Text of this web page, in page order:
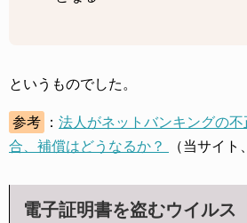
というものでした。
参考 ： 法人がネットバンキングの
合、補償はどうなるか？
（当サイト
電子証明書を盗むウイルス